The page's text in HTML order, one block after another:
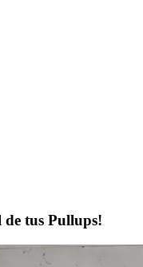
de tus Pullups!